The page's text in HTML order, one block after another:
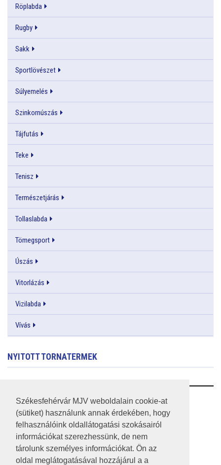
Székesfehérvár MJV weboldalain cookie-at
(sütiket) használunk annak érdekében, hogy
felhasználóink oldallátogatási szokásairól
információkat szerezhessünk, de nem
tárolunk személyes információkat. Ön az
oldal meglátogatásával hozzájárul a a
Röplabda
Rugby
Sakk
Sportlövészet
Súlyemelés
Szinkornúszás
Tájfutás
Teke
Tenisz
Természetjárás
Tollaslabda
Tömegsport
Úszás
Vitorlázás
Vizilabda
Vívás
NYITOTT TORNATERMEK
RSS
A HONLAP 2017.03.31-I ÁLLAPOTA
JOGI NYILATKOZAT
IMPRESSZUM